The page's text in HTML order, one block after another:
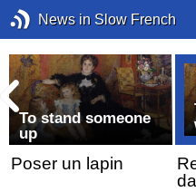
News in Slow French
To stand someone
up
Poser un lapin